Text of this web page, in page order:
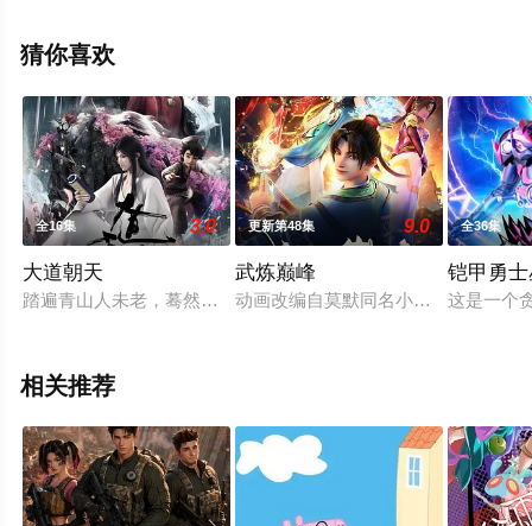
电视猫或剧情网等平台了解。
猜你喜欢
全16集 3.0
大道朝天
踏遍青山人未老，蓦然回首，那剑才下眉间，却在心间。朝天
更新第48集 9.0
武炼巅峰
动画改编自莫默同名小说，由中影年
全36集
铠甲勇
这是一个
相关推荐